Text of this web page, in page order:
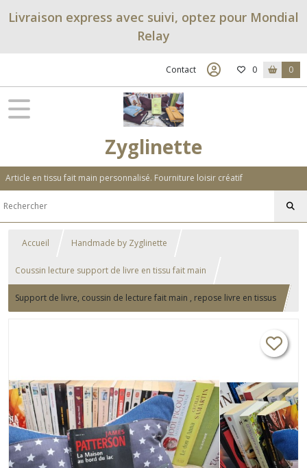
Livraison express avec suivi, optez pour Mondial
Relay
Contact 0 0
Zyglinette
Article en tissu fait main personnalisé. Fourniture loisir créatif
Accueil Handmade by Zyglinette
Coussin lecture support de livre en tissu fait main
Support de livre, coussin de lecture fait main , repose livre en tissus